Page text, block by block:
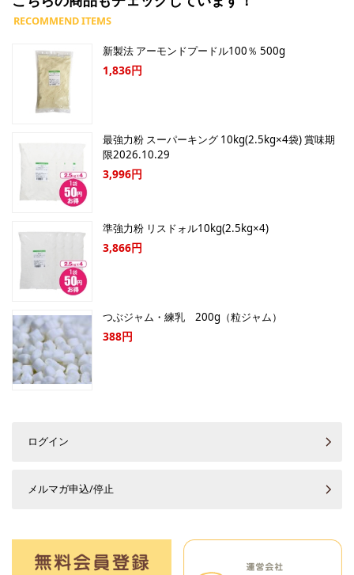
新製法 アーモンドプードル100％ 500g
1,836円
最強力粉 スーパーキング 10kg(2.5kg×4袋) 賞味期
限2026.10.29
3,996円
準強力粉 リスドォル10kg(2.5kg×4)
3,866円
つぶジャム・練乳 200g（粒ジャム）
388円
ログイン
メルマガ申込/停止